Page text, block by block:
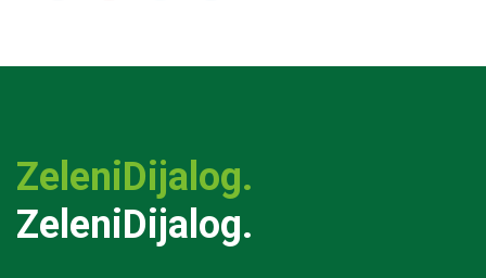
ZeleniDijalog.
ZeleniDijalog.